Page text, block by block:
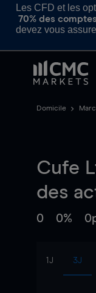
Les CFD et les
70% des
devez vous
Domicile
Cufe
des
0 0%
1J 3J